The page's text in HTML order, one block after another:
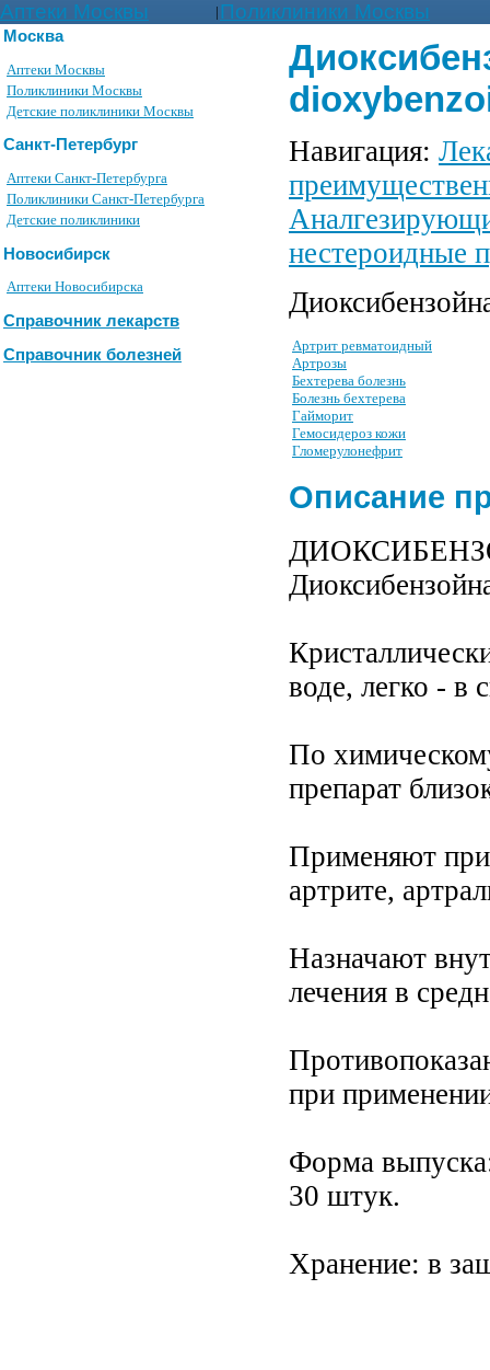
Аптеки Москвы | Поликлиники Москвы
Москва
Аптеки Москвы
Поликлиники Москвы
Детские поликлиники Москвы
Санкт-Петербург
Аптеки Санкт-Петербурга
Поликлиники Санкт-Петербурга
Детские поликлиники
Новосибирск
Аптеки Новосибирска
Справочник лекарств
Справочник болезней
Навигация:
нестероидные
Артрит ревматоидный
Артрозы
Бехтерева болезнь
Болезнь бехтерева
Гайморит
Гемосидероз кожи
Гломерулонефрит
Описание
воде, легко - в
По
препарат
Применяют
артрите,
Назначают
лечения в
при
Форма
30 штук.
Хранение: в